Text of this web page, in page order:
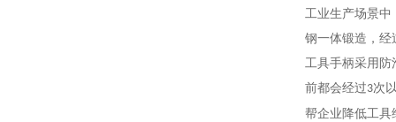
工业生产场景中
钢一体锻造，经
工具手柄采用防
前都会经过3次
帮企业降低工具